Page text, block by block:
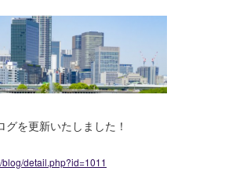
を更新いたしました！
detail.php?id=1011